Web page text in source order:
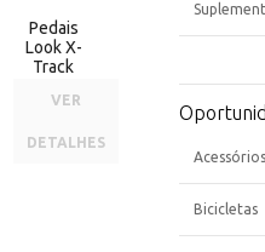
Pedais
Look X-
Track
VER
DETALHES
Acessórios
Bicicletas